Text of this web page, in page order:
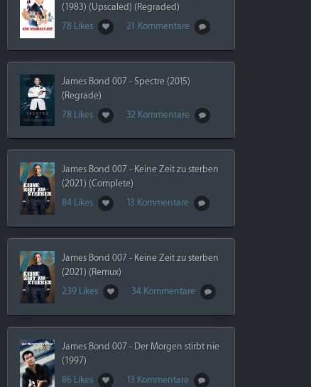
(1983) (Upscaled) (Regraded)
78 Likes
21 Kommentare
James Bond 007 - Spectre (2015)
(Regrade)
78 Likes
32 Kommentare
James Bond 007 - Keine Zeit zu sterben
(2021) (Complete)
84 Likes
13 Kommentare
James Bond 007 - Keine Zeit zu sterben
(2021) (Remux)
239 Likes
34 Kommentare
James Bond 007 - Der Morgen stirbt nie
(1997)
86 Likes
13 Kommentare